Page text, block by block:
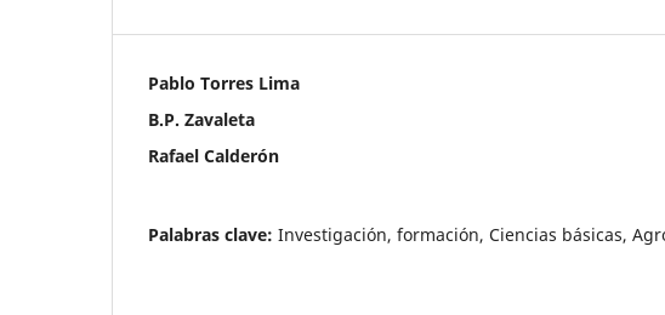
Pablo Torres Lima
B.P. Zavaleta
Rafael Calderón
Palabras clave: Investigación, formación, Ciencias básicas,